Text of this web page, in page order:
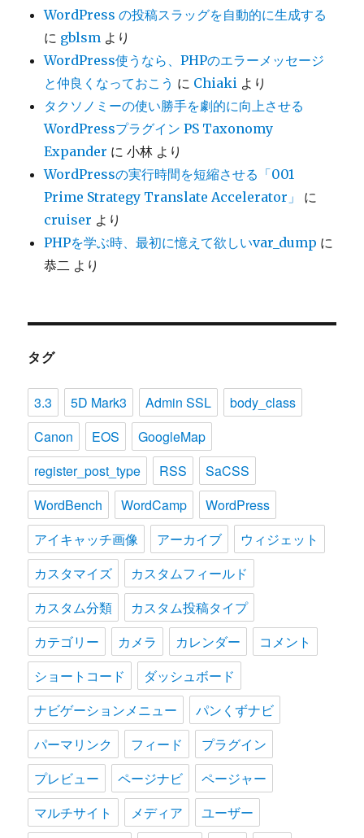
WordPress の投稿スラッグを自動的に生成する
に gblsm より
WordPress使うなら、PHPのエラーメッセージ
と仲良くなっておこう に Chiaki より
タクソノミーの使い勝手を劇的に向上させる
WordPressプラグイン PS Taxonomy
Expander に小林 より
WordPressの実行時間を短縮させる「001
Prime Strategy Translate Accelerator」
に
cruiser より
PHPを学ぶ時、最初に憶えて欲しいvar_dump に
恭二 より
タグ
3.3 5D Mark3 Admin SSL
body_class
Canon
EOS
GoogleMap
register_post_type
RSS
SaCSS
WordBench
WordCamp
WordPress
アイキャッチ画像
アーカイブ
ウィジェット
カスタマイズ
カスタムフィールド
カスタム分類
カスタム投稿タイプ
カテゴリー
カメラ カレンダー
コメント
ショートコード
ダッシュボード
ナビゲーションメニュー
パンくずナビ
パーマリンク
フィード
プラグイン
プレビュー
ページナビ
ページャー
マルチサイト
メディア
ユーザー